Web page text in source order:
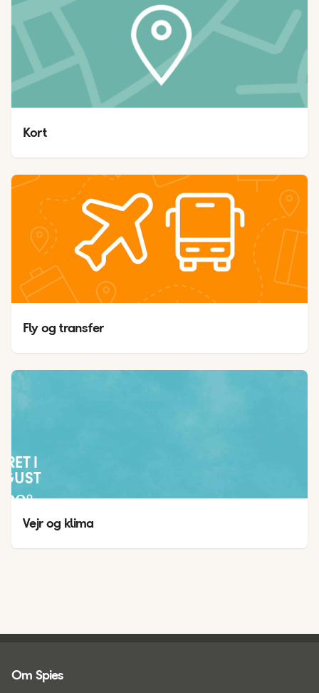
Kort
Fly og transfer
I
28°
20°
Vejr og klima
Om Spies